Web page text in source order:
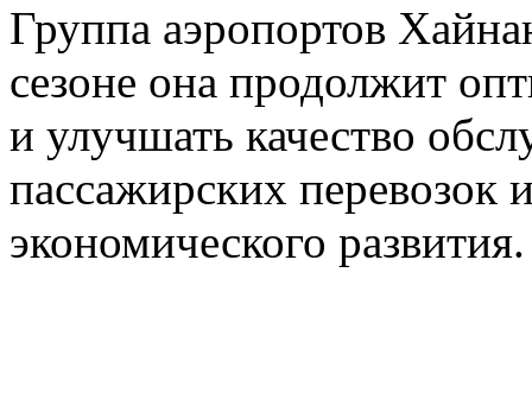
Группа аэропортов
сезоне она продолжит
и улучшать качество
пассажирских перевозок
экономического развития.